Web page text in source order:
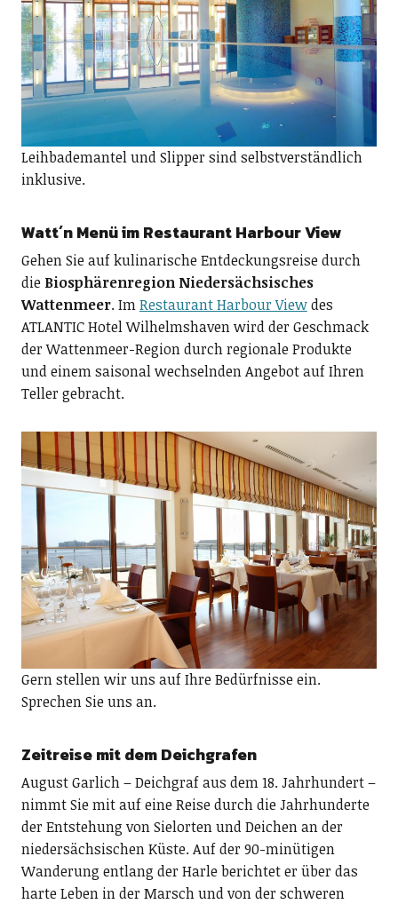
Leihbademantel und Slipper sind selbstverständlich
inklusive.
Watt´n Menü im Restaurant Harbour View
Gehen Sie auf kulinarische Entdeckungsreise durch
die Biosphärenregion Niedersächsisches
Wattenmeer. ImRestaurant Harbour Viewdes
ATLANTIC Hotel Wilhelmshaven wird der Geschmack
der Wattenmeer-Region durch regionale Produkte
und einem saisonal wechselnden Angebot auf Ihren
Teller gebracht.
Gern stellen wir uns auf Ihre Bedürfnisse ein.
Sprechen Sie uns an.
Zeitreise mit dem Deichgrafen
August Garlich – Deichgraf aus dem 18. Jahrhundert –
nimmt Sie mit auf eine Reise durch die Jahrhunderte
der Entstehung von Sielorten und Deichen an der
niedersächsischen Küste. Auf der 90-minütigen
Wanderung entlang der Harle berichtet er über das
harte Leben in der Marsch und von der schweren